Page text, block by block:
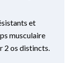
et
musculaire
2 os distincts.